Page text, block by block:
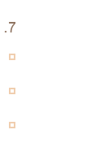
7. מסירת מידע לצד שלישי